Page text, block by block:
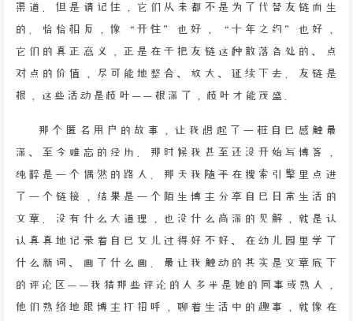
渠道。但是请记住，它们从来都不是为了代替友链而生
的。恰恰相反，像“开往”也好，“十年之约”也好，
它们的真正意义，正是在于把友链这种散落各处的、点
对点的价值，尽可能地整合、放大、延续下去。友链是
根，这些活动是枝叶——根深了，枝叶才能茂盛。
那个匿名用户的故事，让我想起了一桩自己感触最
深、至今难忘的经历。那时候我甚至还没开始写博客，
纯粹是一个偶然的路人。那天我随手在搜索引擎里点进
了一个链接，结果是一个陌生博主分享自己日常生活的
文章。没有什么大道理，也没什么高深的见解，就是认
认真真地记录着自己女儿过得好不好、在幼儿园里学了
什么新词、画了什么画。最让我触动的其实是文章底下
的评论区——我猜那些评论的人多半是她的同事或熟人，
他们熟络地跟博主打招呼，聊着生活中的趣事，就像在